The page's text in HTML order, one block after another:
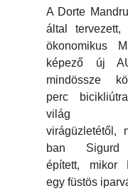
A Dorte
által tervezett,
ökonomikus
képező új
mindössze
perc
világ
virágüzletétől,
ban Sigurd
épített, mikor
egy füstös